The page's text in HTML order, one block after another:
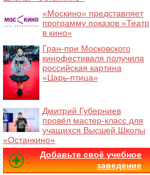
«Москино» представляет
программу показов «Театр
в кино»
Гран-при Московского
кинофестиваля получила
российская картина
«Царь-птица»
Дмитрий Губерниев
провёл мастер-класс для
учащихся Высшей Школы
«Останкино»
Добавьте своё учебное
заведение